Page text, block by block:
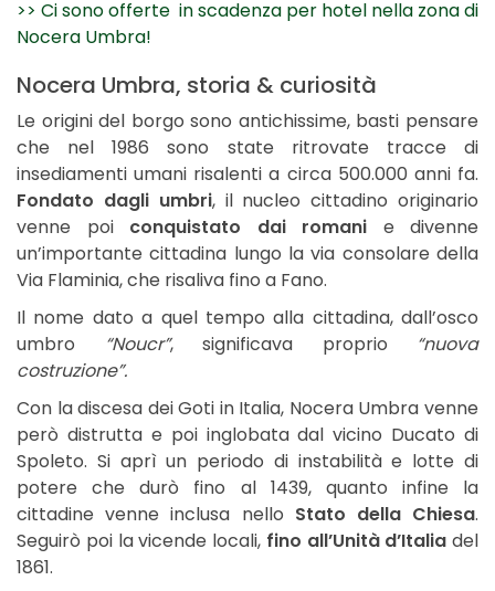
>> Ci sono offerte in scadenza per hotel nella zona di
Nocera Umbra!
Nocera Umbra, storia & curiosità
Le origini del borgo sono antichissime, basti pensare
che nel 1986 sono state ritrovate tracce di
insediamenti umani risalenti a circa 500.000 anni fa.
Fondato dagli umbri, il nucleo cittadino originario
venne poi conquistato dai romani e divenne
un’importante cittadina lungo la via consolare della
Via Flaminia, che risaliva fino a Fano.
Il nome dato a quel tempo alla cittadina, dall’osco
umbro
“Noucr”, significava proprio “nuova
costruzione”.
Con la discesa dei Goti in Italia, Nocera Umbra venne
però distrutta e poi inglobata dal vicino Ducato di
Spoleto. Si aprì un periodo di instabilità e lotte di
potere che durò fino al 1439, quanto infine la
cittadine venne inclusa nello Stato della Chiesa.
Seguirò poi la vicende locali, fino all’Unità d’Italia del
1861.